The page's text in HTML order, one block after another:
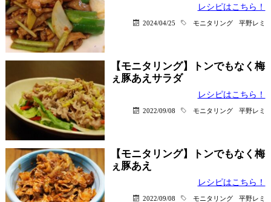
レシピはこちら！
2024/04/25 モニタリング 平野レミ
【モニタリング】トンでもなく梅
ぇ豚あえサラダ
レシピはこちら！
2022/09/08 モニタリング 平野レミ
【モニタリング】トンでもなく梅
ぇ豚あえ
レシピはこちら！
2022/09/08 モニタリング 平野レミ